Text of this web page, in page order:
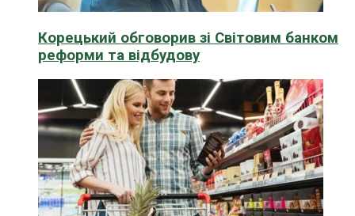
Корецький обговорив зі Світовим банком
реформи та відбудову